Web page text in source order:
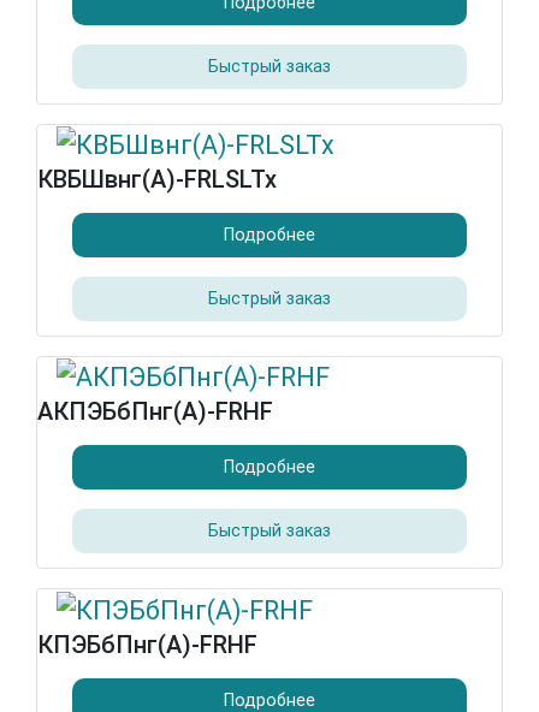
Быстрый заказ
КВБШвнг(А)-FRLSLTx
Подробнее
Быстрый заказ
АКПЭБбПнг(А)-FRHF
Подробнее
Быстрый заказ
КПЭБбПнг(А)-FRHF
Подробнее